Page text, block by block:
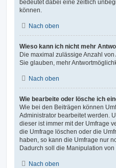
bedeutet dabei eine zeitlich
können.
Nach oben
Wieso kann ich nicht mehr
Die maximal zulässige Anzahl
Sie glauben, mehr
Nach oben
Wie bearbeite oder lösche ich
Wie bei den Beiträgen können
Administrator bearbeitet werden.
dieser ist immer mit der Umfrage
die Umfrage löschen oder die
haben, so kann die Umfrage nur
Dadurch soll die Manipulation
Nach oben